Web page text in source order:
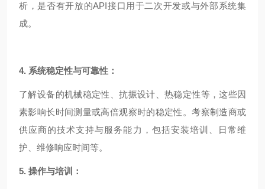
析，是否有开放的API接口用于二次开发或与外部系统集
成。
4. 系统稳定性与可靠性：
了解设备的机械稳定性、抗振设计、热稳定性等，这些因
素影响长时间测量或高倍观察时的稳定性。考察制造商或
供应商的技术支持与服务能力，包括安装培训、日常维
护、维修响应时间等。
5. 操作与培训：